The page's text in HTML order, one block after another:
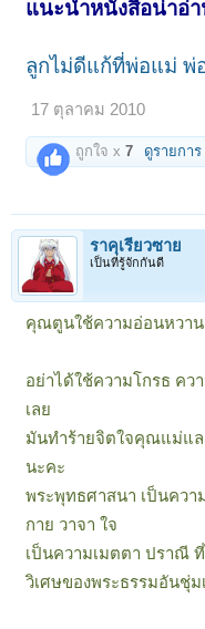
แนะนำหนังสือน่าอ่
ลูกไม่ดีแก้ที่พ่อแม่ พ่
17 ตุลาคม 2010
ถูกใจ x7 ดูรายการ
ราคุเรียวซาย
เป็นที่รู้จักกันดี
คุณตูนใช้ความอ่อนหวาน
อย่าได้ใช้ความโกรธ คว
เลย
มันทำร้ายจิตใจคุณแม่แ
นะคะ
พระพุทธศาสนา เป็นควา
กาย วาจา ใจ
เป็นความเมตตา ปราณี
วิเศษของพระธรรมอันชุ่ม